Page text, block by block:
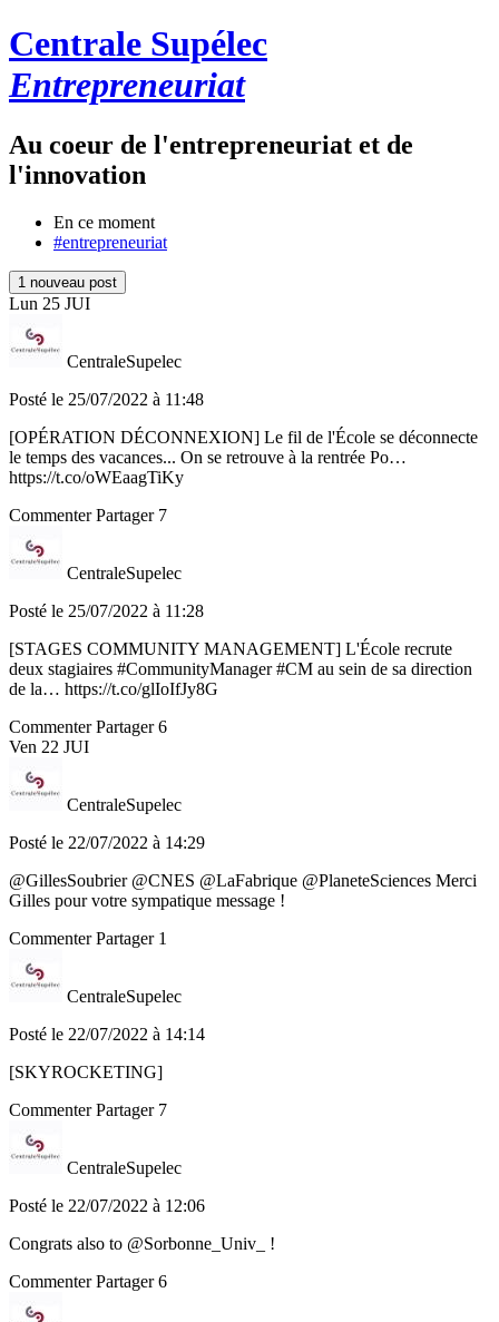
Centrale Supélec
Entrepreneuriat
Au coeur de l'entrepreneuriat et de
l'innovation
En ce moment
#entrepreneuriat
1 nouveau post
Lun 25 JUI
CentraleSupelec
Posté le 25/07/2022 à 11:48
[OPÉRATION DÉCONNEXION] Le fil de l'École se déconnecte
le temps des vacances... On se retrouve à la rentrée Po…
https://t.co/oWEaagTiKy
CommenterPartager 7
CentraleSupelec
Posté le 25/07/2022 à 11:28
[STAGES COMMUNITY MANAGEMENT] L'École recrute
deux stagiaires #CommunityManager #CM au sein de sa direction
de la… https://t.co/glIoIfJy8G
CommenterPartager 6
Ven 22 JUI
CentraleSupelec
Posté le 22/07/2022 à 14:29
@GillesSoubrier @CNES @LaFabrique @PlaneteSciences Merci
Gilles pour votre sympatique message !
CommenterPartager 1
CentraleSupelec
Posté le 22/07/2022 à 14:14
[SKYROCKETING]
CommenterPartager 7
CentraleSupelec
Posté le 22/07/2022 à 12:06
Congrats also to @Sorbonne_Univ_ !
CommenterPartager 6